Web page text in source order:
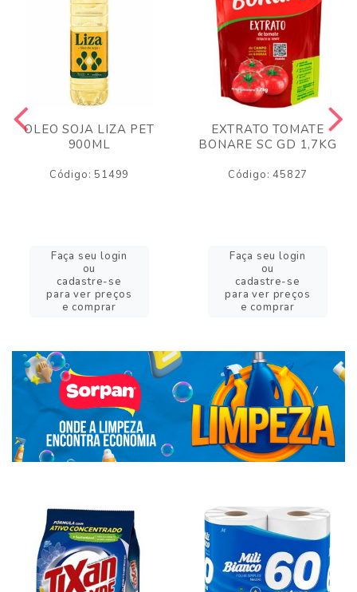
OLEO SOJA LIZA PET
900ML
Código: 51499
Faça seu login
ou
cadastre-se
para ver preços
e comprar
EXTRATO TOMATE
BONARE SC GD 1,7KG
Código: 45827
Faça seu login
ou
cadastre-se
para ver preços
e comprar